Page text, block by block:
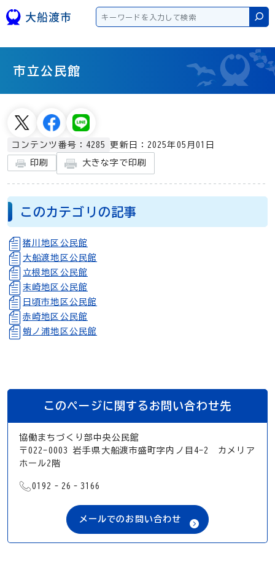
検索
市立公民館
コンテンツ番号：4285 更新日：2025年05月01日
印刷 大きな字で印刷
このカテゴリの記事
猪川地区公民館
大船渡地区公民館
立根地区公民館
末崎地区公民館
日頃市地区公民館
赤崎地区公民館
蛸ノ浦地区公民館
このページに関するお問い合わせ先
協働まちづくり部中央公民館
〒022-0003 岩手県大船渡市盛町字内ノ目4-2 カメリア
ホール2階
TEL
0192‐26‐3166
メールでのお問い合わせ